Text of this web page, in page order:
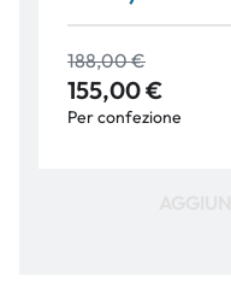
188,00 €
155,00 €
Per confezione